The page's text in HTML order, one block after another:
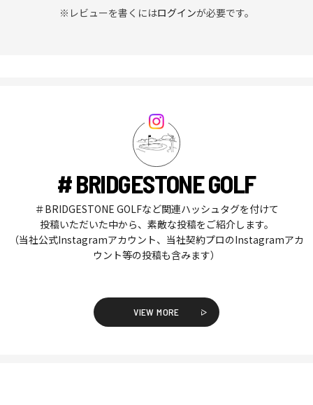
※レビューを書くにはログインが必要です。
# BRIDGESTONE GOLF
＃BRIDGESTONE GOLFなど関連ハッシュタグを付けて
投稿いただいた中から、素敵な投稿をご紹介します。
（当社公式Instagramアカウント、当社契約プロのInstagramアカ
ウント等の投稿も含みます）
VIEW MORE